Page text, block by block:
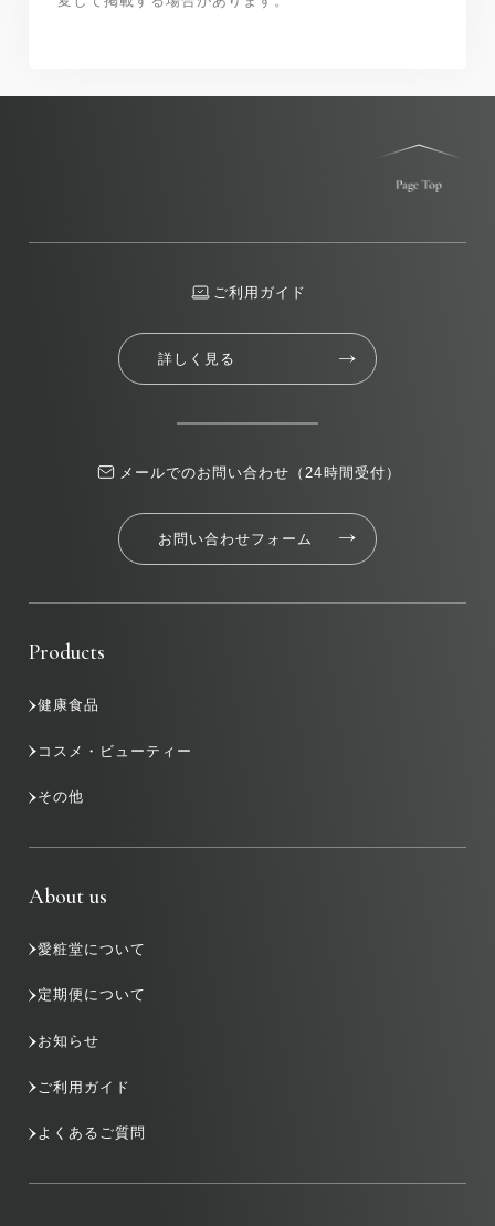
ご利用ガイド
詳しく見る
メールでのお問い合わせ（24時間受付）
お問い合わせフォーム
Products
健康食品
コスメ・ビューティー
その他
About us
愛粧堂について
定期便について
お知らせ
ご利用ガイド
よくあるご質問